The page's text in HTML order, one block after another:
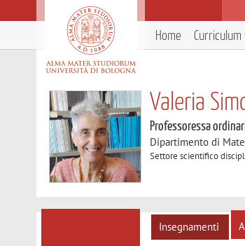
Home Curriculum
Valeria
Professoressa
Dipartimento di
Settore scientifico
Insegnamenti